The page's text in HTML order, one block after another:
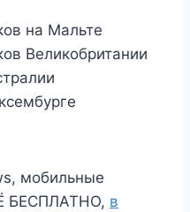
на Мальте
Великобритании
мобильные
БЕСПЛАТНО, в